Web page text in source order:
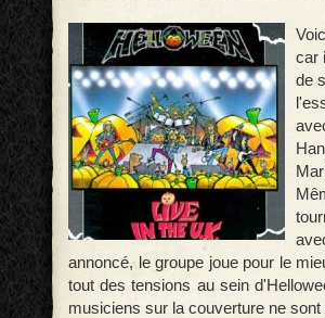
car
de
annoncé, le groupe joue pour le
tout des tensions au sein
musiciens sur la couverture ne